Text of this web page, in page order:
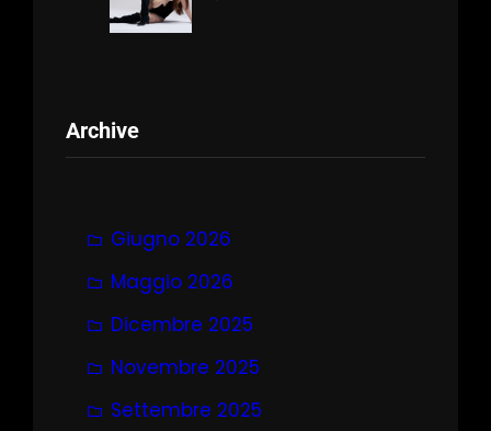
Archive
Giugno 2026
Maggio 2026
Dicembre 2025
Novembre 2025
Settembre 2025